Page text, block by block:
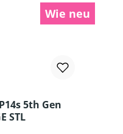
Wie neu
5th Gen
STL